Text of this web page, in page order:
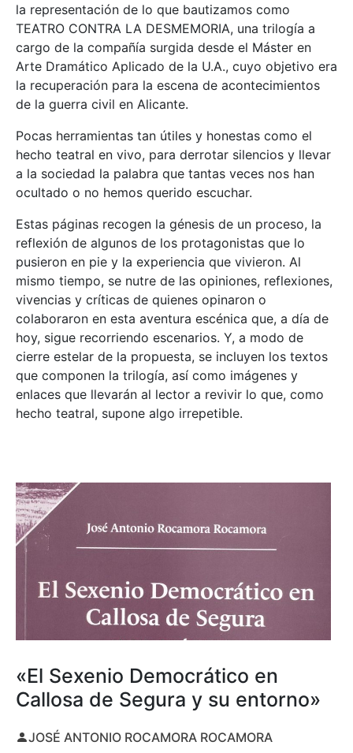
la representación de lo que bautizamos como
TEATRO CONTRA LA DESMEMORIA, una trilogía a
cargo de la compañía surgida desde el Máster en
Arte Dramático Aplicado de la U.A., cuyo objetivo era
la recuperación para la escena de acontecimientos
de la guerra civil en Alicante.
Pocas herramientas tan útiles y honestas como el
hecho teatral en vivo, para derrotar silencios y llevar
a la sociedad la palabra que tantas veces nos han
ocultado o no hemos querido escuchar.
Estas páginas recogen la génesis de un proceso, la
reflexión de algunos de los protagonistas que lo
pusieron en pie y la experiencia que vivieron. Al
mismo tiempo, se nutre de las opiniones, reflexiones,
vivencias y críticas de quienes opinaron o
colaboraron en esta aventura escénica que, a día de
hoy, sigue recorriendo escenarios. Y, a modo de
cierre estelar de la propuesta, se incluyen los textos
que componen la trilogía, así como imágenes y
enlaces que llevarán al lector a revivir lo que, como
hecho teatral, supone algo irrepetible.
«El Sexenio Democrático en
Callosa de Segura y su entorno»
JOSÉ ANTONIO ROCAMORA ROCAMORA